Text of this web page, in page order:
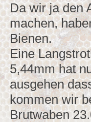
Da wir ja den
machen,
Bienen.
Eine
5,44mm hat
ausgehen
kommen wir
Brutwaben